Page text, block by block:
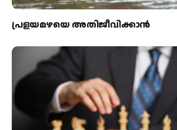
പ്രളയമഴയെ അതിജീവിക്കാന്‍